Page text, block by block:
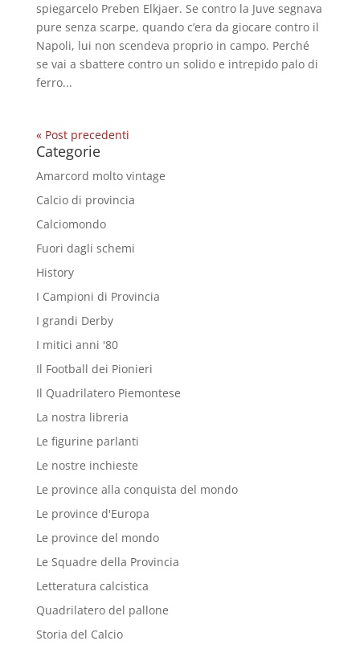
spiegarcelo Preben Elkjaer. Se contro la Juve segnava
pure senza scarpe, quando c’era da giocare contro il
Napoli, lui non scendeva proprio in campo. Perché
se vai a sbattere contro un solido e intrepido palo di
ferro...
« Post precedenti
Categorie
Amarcord molto vintage
Calcio di provincia
Calciomondo
Fuori dagli schemi
History
I Campioni di Provincia
I grandi Derby
I mitici anni '80
Il Football dei Pionieri
Il Quadrilatero Piemontese
La nostra libreria
Le figurine parlanti
Le nostre inchieste
Le province alla conquista del mondo
Le province d'Europa
Le province del mondo
Le Squadre della Provincia
Letteratura calcistica
Quadrilatero del pallone
Storia del Calcio